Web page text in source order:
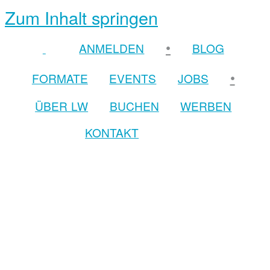
Zum Inhalt springen
ANMELDEN •
BLOG
FORMATE
EVENTS JOBS •
ÜBER LW BUCHEN
WERBEN
KONTAKT